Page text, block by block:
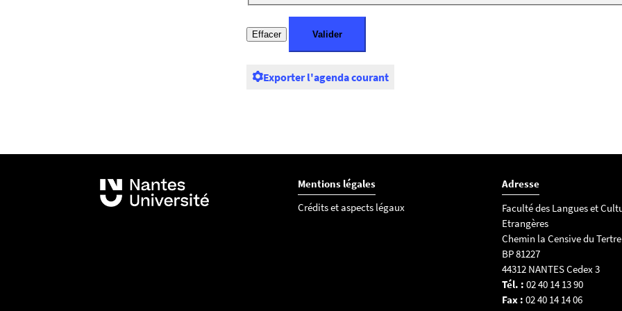
Exporter l'agenda courant
Mentions légales
Crédits et aspects légaux
Adresse
Faculté des Langues et
Etrangères
Chemin la Censive du Tertre
BP 81227
44312 NANTES Cedex 3
Tél. : 02 40 14 13 90
Fax : 02 40 14 14 06